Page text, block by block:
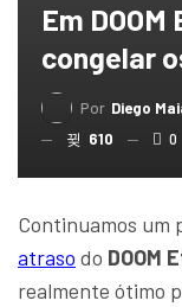
Em
congelar
Por Diego
610
0
Continuamos um
atraso do DOOM
realmente ótimo